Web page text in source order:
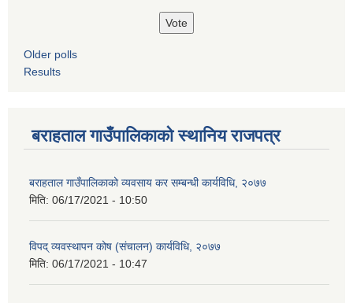
Older polls
Results
बराहताल गाउँपालिकाको स्थानिय राजपत्र
बराहताल गाउँपालिकाको व्यवसाय कर सम्बन्धी कार्यविधि, २०७७
मिति: 06/17/2021 - 10:50
विपद् व्यवस्थापन कोष (संचालन) कार्यविधि, २०७७
मिति: 06/17/2021 - 10:47